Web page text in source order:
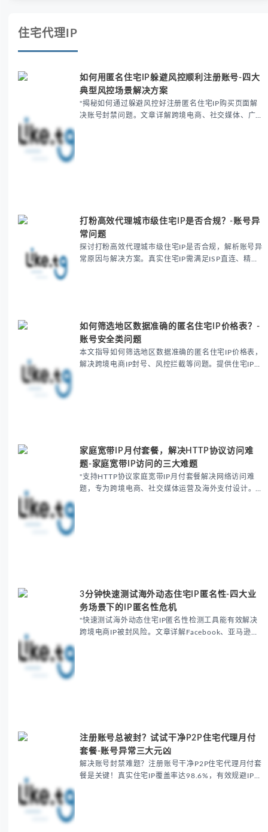
住宅代理IP
如何用匿名住宅IP躲避风控顺利注册账号-四大
典型风控场景解决方案
"揭秘如何通过躲避风控好注册匿名住宅IP购买页面解
决账号封禁问题。文章详解跨境电商、社交媒体、广告
打粉高效代理城市级住宅IP是否合规？-账号异
常问题
探讨打粉高效代理城市级住宅IP是否合规，解析账号异
常原因与解决方案。真实住宅IP需满足ISP直连、精准
如何筛选地区数据准确的匿名住宅IP价格表？-
账号安全类问题
本文指导如何筛选地区数据准确的匿名住宅IP价格表，
解决跨境电商IP封号、风控拦截等问题。提供住宅IP检
家庭宽带IP月付套餐，解决HTTP协议访问难
题-家庭宽带IP访问的三大难题
"支持HTTP协议家庭宽带IP月付套餐解决网络访问难
题，专为跨境电商、社交媒体运营及海外支付设计。提
3分钟快速测试海外动态住宅IP匿名性-四大业
务场景下的IP匿名性危机
"快速测试海外动态住宅IP匿名性检测工具能有效解决
跨境电商IP被封风险。文章详解Facebook、亚马逊、
注册账号总被封？试试干净P2P住宅代理月付
套餐-账号异常三大元凶
解决账号封禁难题？注册账号干净P2P住宅代理月付套
餐是关键！真实住宅IP覆盖率达98.6%，有效规避IP黑